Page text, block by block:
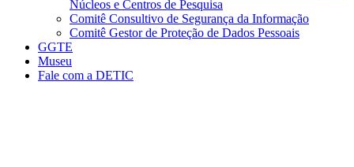
Núcleos e Centros de Pesquisa
Comitê Consultivo de Segurança da Informação
Comitê Gestor de Proteção de Dados Pessoais
GGTE
Museu
Fale com a DETIC